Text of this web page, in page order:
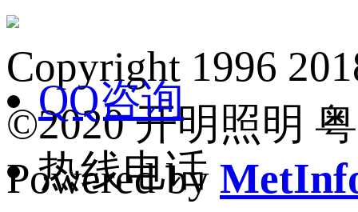
Copyright 1996
©2020 开明照明
Powered by
QQ咨询
热线电话